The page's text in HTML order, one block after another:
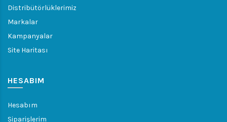
Distribütörlüklerimiz
Markalar
Kampanyalar
Site Haritası
HESABIM
Hesabım
Siparişlerim